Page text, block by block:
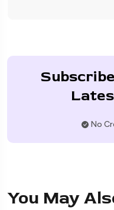
No
You May